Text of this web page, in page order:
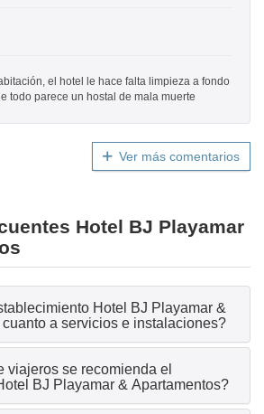
el hotel le hace falta limpieza a fondo
todo parece un hostal de mala muerte
Ver más comentarios
Hotel BJ Playamar
Hotel BJ Playamar &
a servicios e instalaciones?
viajeros se recomienda el
BJ Playamar & Apartamentos?